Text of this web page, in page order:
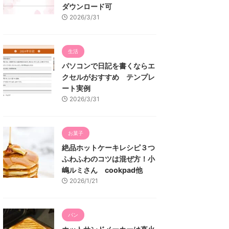
ダウンロード可
2026/3/31
生活
パソコンで日記を書くならエ
クセルがおすすめ テンプレ
ート実例
2026/3/31
お菓子
絶品ホットケーキレシピ３つ
ふわふわのコツは混ぜ方！小
嶋ルミさん cookpad他
2026/1/21
パン